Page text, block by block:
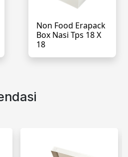
Non Food Erapack
Box Nasi Tps 18 X
18